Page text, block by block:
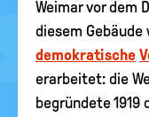
Weimar vor dem
diesem Gebäude
demokratische
erarbeitet: die
begründete